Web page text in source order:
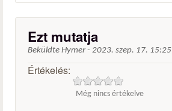
Ezt mutatja
Beküldte Hymer- 2023. szep. 17. 15:25
Értékelés:
Még nincs értékelve